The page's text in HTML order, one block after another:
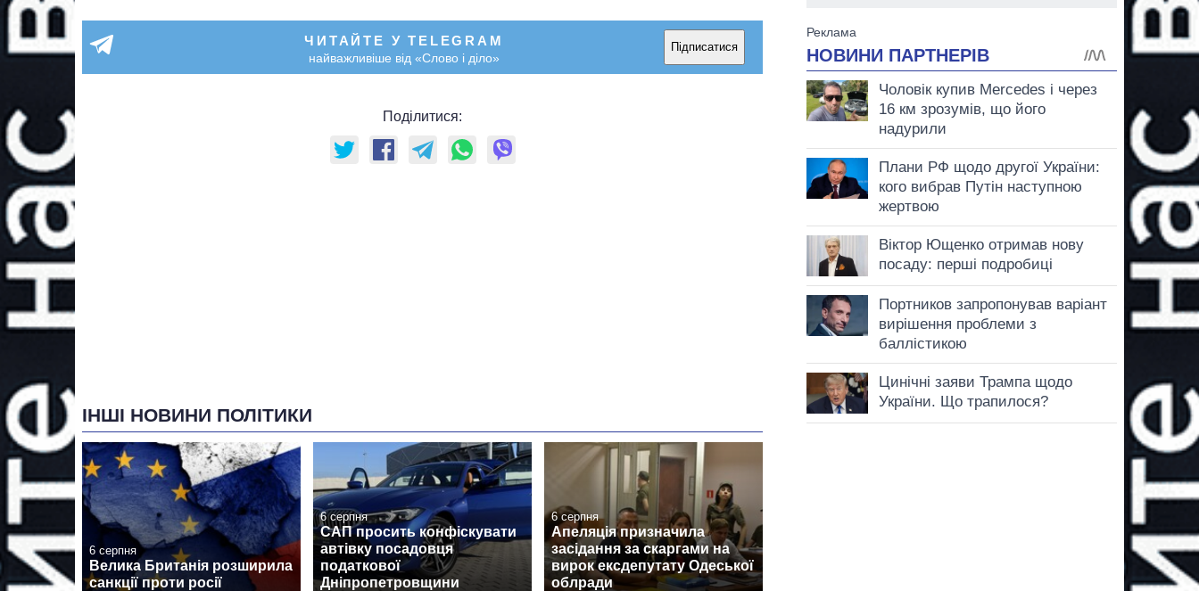
ЧИТАЙТЕ У TELEGRAM
найважливіше від «Слово і діло»
Підписатися
Поділитися:
ІНШІ НОВИНИ ПОЛІТИКИ
6 серпня
Велика Британія розширила
санкції проти росії
6 серпня
САП просить конфіскувати
автівку посадовця
податкової
Дніпропетровщини
6 серпня
Апеляція призначила
засідання за скаргами на
вирок ексдепутату Одеської
облради